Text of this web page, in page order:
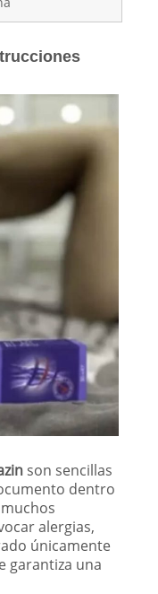
son sencillas
dentro
alergias,
únicamente
garantiza una